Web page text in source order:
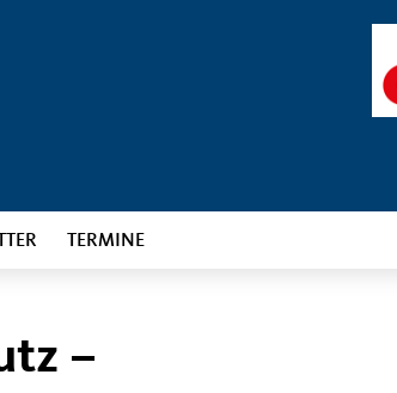
TERMINE
–